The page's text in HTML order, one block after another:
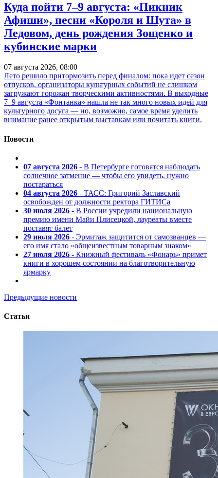
Куда пойти 7–9 августа: «Пикник
Афиши», песни «Короля и Шута» в
Ледовом, день рождения Зощенко и
кубинские марки
07 августа 2026, 08:00
Лето решило притормозить перед финалом: пока идет сезон
отпусков, организаторы культурных событий не слишком
загружают горожан творческими активностями. В выходные
7–9 августа «Фонтанка» нашла не так много новых идей для
культурного досуга — но, возможно, самое время уделить
внимание ранее открытым выставкам или почитать книги.
Новости
07 августа 2026 - В Петербурге готовятся наблюдать
солнечное затмение — чтобы его увидеть, нужно
постараться
04 августа 2026 - ТАСС: Григорий Заславский
освобожден от должности ректора ГИТИСа
30 июля 2026 - В России учредили национальную
премию имени Майи Плисецкой, лауреаты вместе
поставят балет
29 июля 2026 - Эрмитаж защитится от самозванцев —
его имя стало «общеизвестным товарным знаком»
27 июля 2026 - Книжный фестиваль «Фонарь» примет
книги в хорошем состоянии на благотворительную
ярмарку
Предыдущие новости
Статьи